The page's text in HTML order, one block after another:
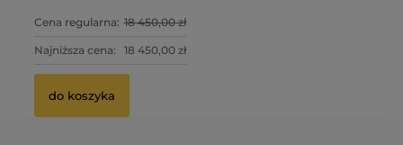
Cena regularna: 18 450,00 zł
Najniższa cena: 18 450,00 zł
do koszyka